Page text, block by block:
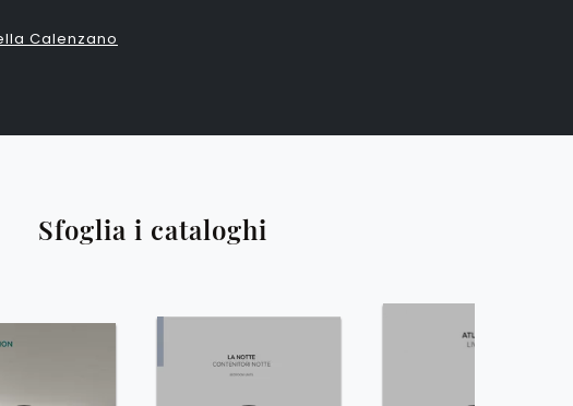
Calenzano
Sfoglia i cataloghi